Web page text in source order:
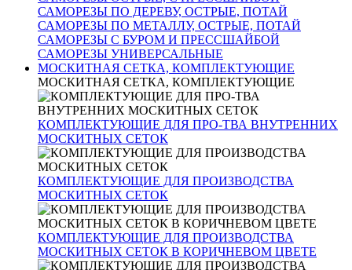
САМОРЕЗЫ ПО ДЕРЕВУ, ОСТРЫЕ, ПОТАЙ
САМОРЕЗЫ ПО МЕТАЛЛУ, ОСТРЫЕ, ПОТАЙ
САМОРЕЗЫ С БУРОМ И ПРЕССШАЙБОЙ
САМОРЕЗЫ УНИВЕРСАЛЬНЫЕ
МОСКИТНАЯ СЕТКА, КОМПЛЕКТУЮЩИЕ
МОСКИТНАЯ СЕТКА, КОМПЛЕКТУЮЩИЕ
КОМПЛЕКТУЮЩИЕ ДЛЯ ПРО-ТВА ВНУТРЕННИХ
МОСКИТНЫХ СЕТОК
КОМПЛЕКТУЮЩИЕ ДЛЯ ПРОИЗВОДСТВА
МОСКИТНЫХ СЕТОК
КОМПЛЕКТУЮЩИЕ ДЛЯ ПРОИЗВОДСТВА
МОСКИТНЫХ СЕТОК В КОРИЧНЕВОМ ЦВЕТЕ